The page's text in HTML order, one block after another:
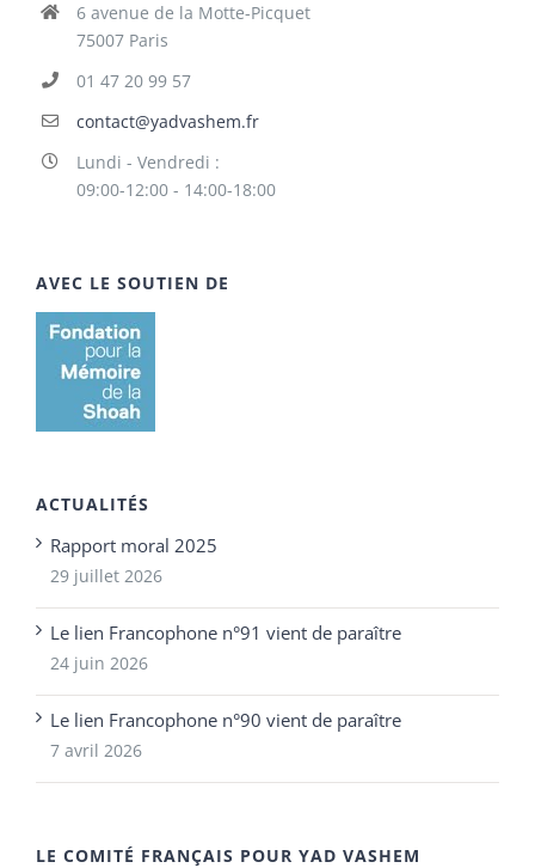
6 avenue de la Motte-Picquet
75007 Paris
01 47 20 99 57
contact@yadvashem.fr
Lundi - Vendredi :
09:00-12:00 - 14:00-18:00
AVEC LE SOUTIEN DE
ACTUALITÉS
Rapport moral 2025
29 juillet 2026
Le lien Francophone n°91 vient de paraître
24 juin 2026
Le lien Francophone n°90 vient de paraître
7 avril 2026
LE COMITÉ FRANÇAIS POUR YAD VASHEM